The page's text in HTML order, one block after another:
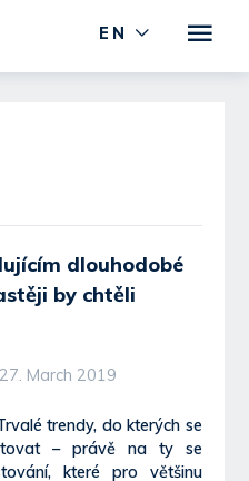
EN
dlouhodobé
by chtěli
27. March 2019
trendy, do kterých se
– právě na ty se
které pro většinu